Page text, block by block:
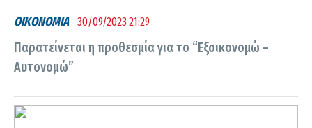
ΟΙΚΟΝΟΜΙΑ 30/09/2023 21:29
Παρατείνεται η προθεσμία για το “Εξοικονομώ –
Αυτονομώ”